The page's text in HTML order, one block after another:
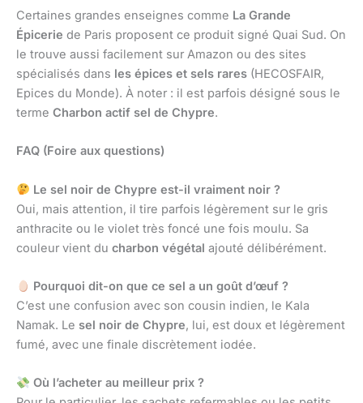
Certaines grandes enseignes comme La Grande
Épicerie de Paris proposent ce produit signé Quai Sud. On
le trouve aussi facilement sur Amazon ou des sites
spécialisés dans les épices et sels rares (HECOSFAIR,
Epices du Monde). À noter : il est parfois désigné sous le
terme Charbon actif sel de Chypre.
FAQ (Foire aux questions)
Le sel noir de Chypre est-il vraiment noir ?
Oui, mais attention, il tire parfois légèrement sur le gris
anthracite ou le violet très foncé une fois moulu. Sa
couleur vient du charbon végétal ajouté délibérément.
Pourquoi dit-on que ce sel a un goût d’œuf ?
C’est une confusion avec son cousin indien, le Kala
Namak. Le sel noir de Chypre, lui, est doux et légèrement
fumé, avec une finale discrètement iodée.
Où l’acheter au meilleur prix ?